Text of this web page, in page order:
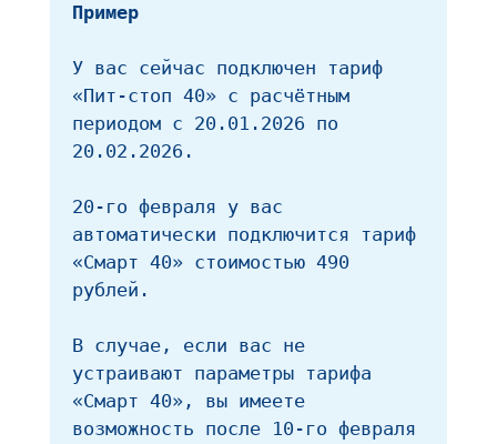
Пример
У вас сейчас подключен тариф
«Пит-стоп 40» с расчётным
периодом с 20.01.2026 по
20.02.2026.
20-го февраля у вас
автоматически подключится тариф
«Смарт 40» стоимостью 490
рублей.
В случае, если вас не
устраивают параметры тарифа
«Смарт 40», вы имеете
возможность после 10-го февраля